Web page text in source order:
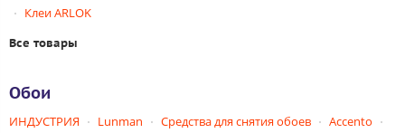
Клеи ARLOK
Все товары
Обои
ИНДУСТРИЯ Lunman Средства для снятия обоев
Accento